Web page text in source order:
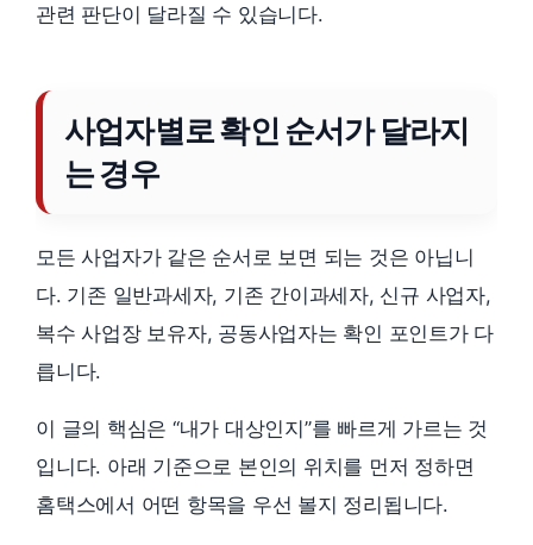
관련 판단이 달라질 수 있습니다.
사업자별로 확인 순서가 달라지
는 경우
모든 사업자가 같은 순서로 보면 되는 것은 아닙니
다. 기존 일반과세자, 기존 간이과세자, 신규 사업자,
복수 사업장 보유자, 공동사업자는 확인 포인트가 다
릅니다.
이 글의 핵심은 “내가 대상인지”를 빠르게 가르는 것
입니다. 아래 기준으로 본인의 위치를 먼저 정하면
홈택스에서 어떤 항목을 우선 볼지 정리됩니다.